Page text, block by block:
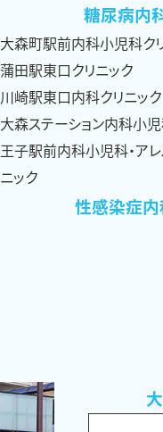
糖尿病内
大森町駅前内科小児科ク
蒲田駅東口クリニック
川崎駅東口内科クリニック
大森ステーション内科小
王子駅前内科小児科・ア
ニック
性感染症